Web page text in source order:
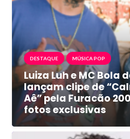
DESTAQUE MÚSICA POP
Luiza Luh e MC Bola
lançam clipe de
Aê” pela Furacão
fotos exclusivas